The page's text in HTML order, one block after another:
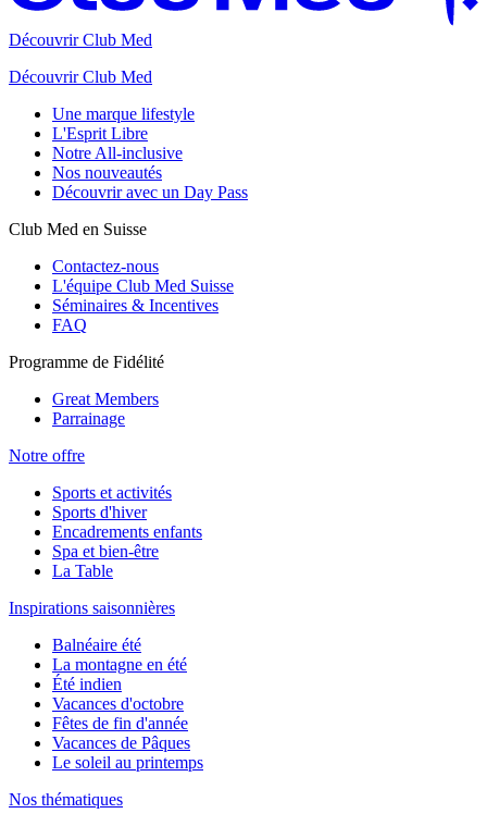
Découvrir Club Med
Découvrir Club Med
Une marque lifestyle
L'Esprit Libre
Notre All-inclusive
Nos nouveautés
Découvrir avec un Day Pass
Club Med en Suisse
Contactez-nous
L'équipe Club Med Suisse
Séminaires & Incentives
FAQ
Programme de Fidélité
Great Members
Parrainage
Notre offre
Sports et activités
Sports d'hiver
Encadrements enfants
Spa et bien-être
La Table
Inspirations saisonnières
Balnéaire été
La montagne en été
Été indien
Vacances d'octobre
Fêtes de fin d'année
Vacances de Pâques
Le soleil au printemps
Nos thématiques